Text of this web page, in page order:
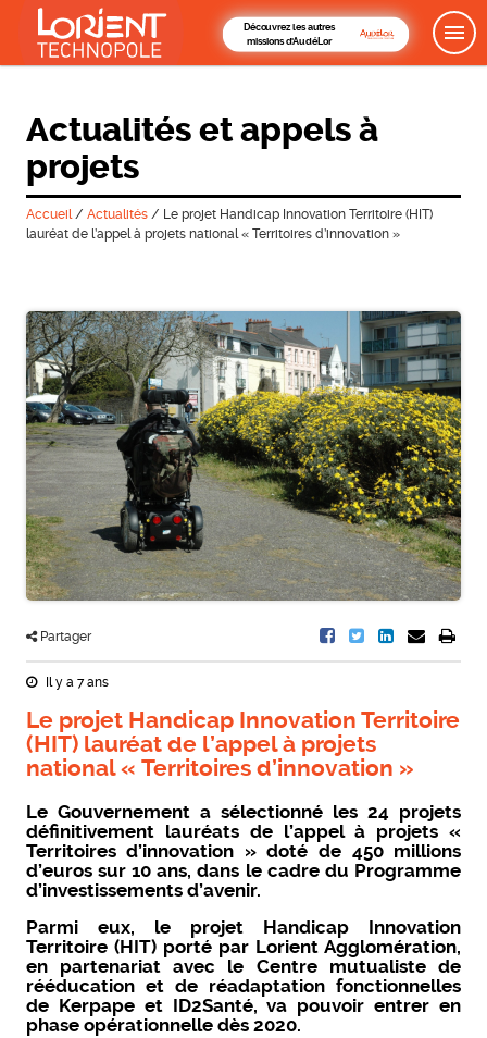
Découvrez les autres
missions d'AudéLor
Actualités et appels à
projets
Accueil/ Actualités/ Le projet Handicap Innovation Territoire (HIT)
lauréat de l’appel à projets national « Territoires d’innovation »
Partager
Il y a 7 ans
Le projet Handicap Innovation Territoire
(HIT) lauréat de l’appel à projets
national « Territoires d’innovation »
Le Gouvernement a sélectionné les 24 projets
définitivement lauréats de l’appel à projets «
Territoires d’innovation » doté de 450 millions
d’euros sur 10 ans, dans le cadre du Programme
d’investissements d’avenir.
Parmi eux, le projet Handicap Innovation
Territoire (HIT) porté par Lorient Agglomération,
en partenariat avec le Centre mutualiste de
rééducation et de réadaptation fonctionnelles
de Kerpape et ID2Santé, va pouvoir entrer en
phase opérationnelle dès 2020.